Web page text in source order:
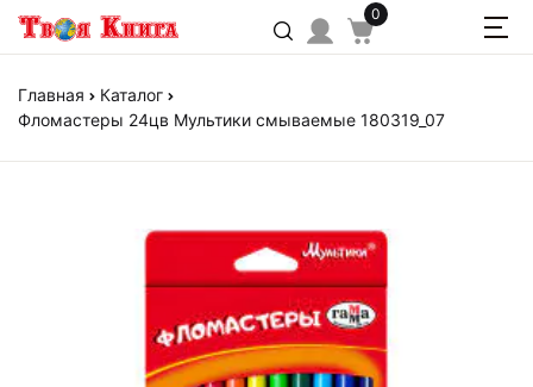
0
Главная
Каталог
Фломастеры 24цв Мультики смываемые 180319_07